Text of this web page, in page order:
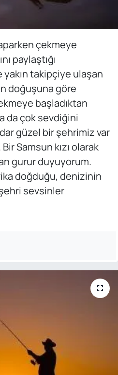
çekmeye
paylaştığı
yakın takipçiye ulaşan
doğuşuna göre
başladıktan
da çok sevdiğini
güzel bir şehrimiz var
Samsun kızı olarak
gurur duyuyorum.
doğduğu, denizinin
sevsinler